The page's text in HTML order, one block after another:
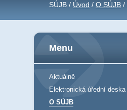
SÚJB / Úvod / O SÚJB /
Menu
Aktuálně
Elektronická úřední deska
O SÚJB